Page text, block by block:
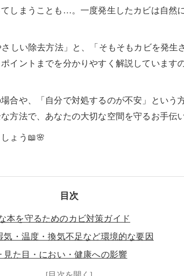
しまうことも…。一度発生したカビは自然
しい除去方法」と、「そもそもカビを発
イントまでを分かりやすく解説しています
合や、「自分で対処するのが不安」という
方法で、あなたの大切な空間を守るお手伝
ょう📖🌸
目次
本を守るためのカビ対策ガイド
・温度・換気不足など環境的な要因
た目・におい・健康への影響